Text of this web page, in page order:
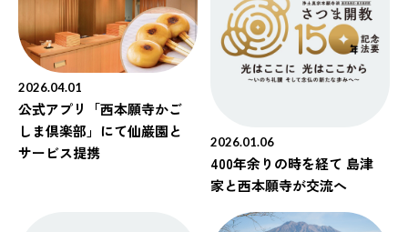
2026.04.01
公式アプリ「西本願寺かご
しま倶楽部」にて仙巌園と
サービス提携
2026.01.06
400年余りの時を経て 島津
家と西本願寺が交流へ